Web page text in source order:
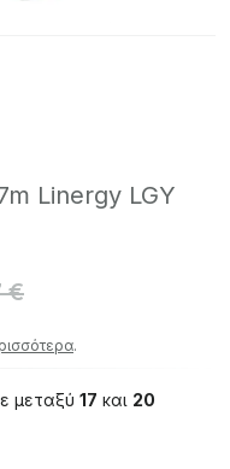
Linergy LGY
€
.
μεταξύ17 και 20